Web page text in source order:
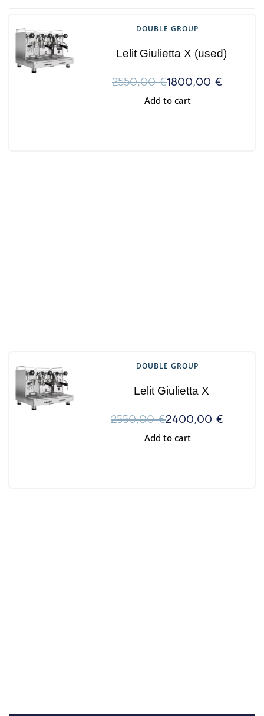
DOUBLE GROUP
Lelit Giulietta X (used)
2550,00€1800,00 €
Add to cart
DOUBLE GROUP
Lelit Giulietta X
2550,00€2400,00 €
Add to cart